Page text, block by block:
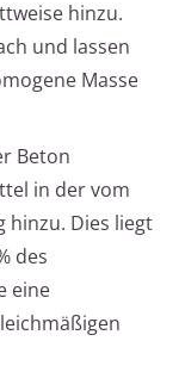
hinzu.
und lassen
Masse
Beton
in der vom
hinzu. Dies liegt
des
eine